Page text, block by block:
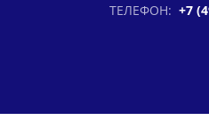
ТЕЛЕФОН: +7